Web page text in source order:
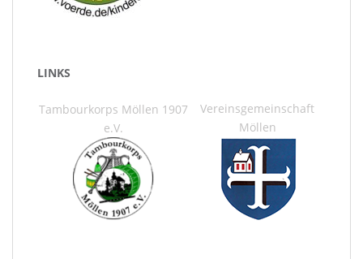
LINKS
Tambourkorps Möllen 1907
e.V.
Vereinsgemeinschaft
Möllen